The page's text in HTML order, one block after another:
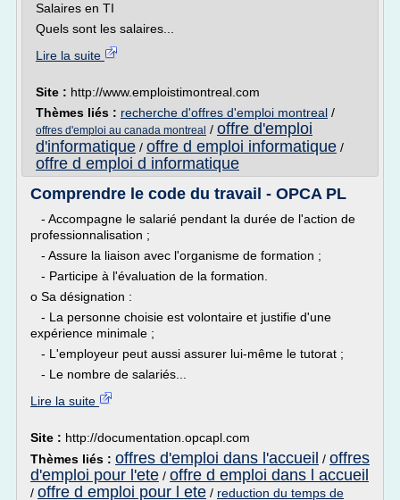
Salaires en TI
Quels sont les salaires...
Lire la suite
Site : http://www.emploistimontreal.com
Thèmes liés : recherche d'offres d'emploi montreal /
offres d'emploi au canada montreal / offre d'emploi
d'informatique / offre d emploi informatique /
offre d emploi d informatique
Comprendre le code du travail - OPCA PL
- Accompagne le salarié pendant la durée de l'action de
professionnalisation ;
- Assure la liaison avec l'organisme de formation ;
- Participe à l'évaluation de la formation.
o Sa désignation :
- La personne choisie est volontaire et justifie d'une
expérience minimale ;
- L'employeur peut aussi assurer lui-même le tutorat ;
- Le nombre de salariés...
Lire la suite
Site : http://documentation.opcapl.com
Thèmes liés : offres d'emploi dans l'accueil / offres
d'emploi pour l'ete / offre d emploi dans l accueil
/ offre d emploi pour l ete / reduction du temps de